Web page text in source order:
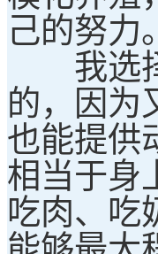
己的努力。
我选择
的，因为
也能提供
相当于身
吃肉、吃